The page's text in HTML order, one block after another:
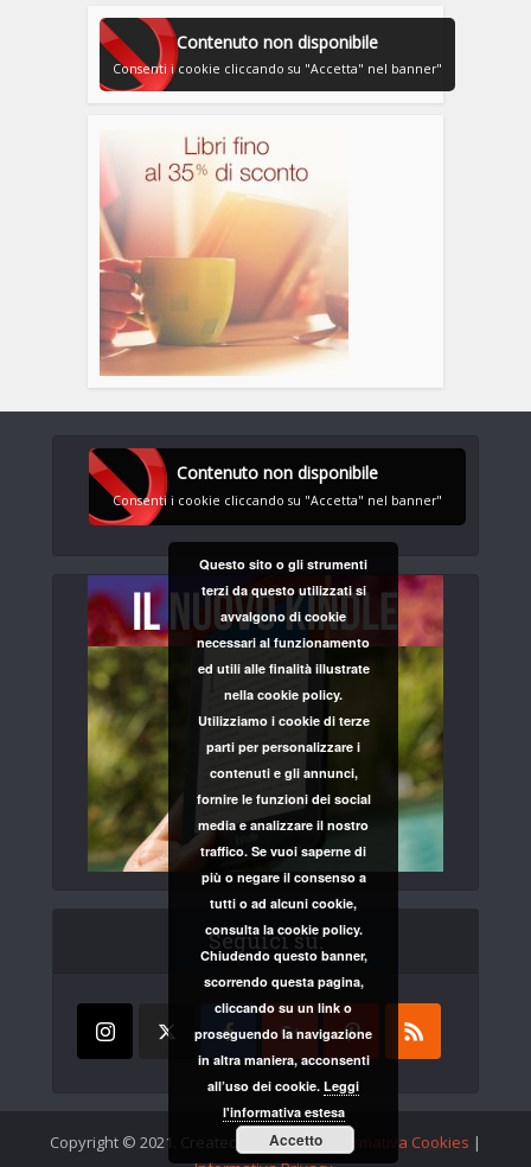
Contenuto non disponibile
Consenti i cookie cliccando su "Accetta" nel banner"
Contenuto non disponibile
Consenti i cookie cliccando su "Accetta" nel banner"
Seguici su:
Copyright © 2021. Created by inKnot| Informativa Cookies |
Questo sito o gli strumenti
terzi da questo utilizzati si
avvalgono di cookie
necessari al funzionamento
ed utili alle finalità illustrate
nella cookie policy.
Utilizziamo i cookie di terze
parti per personalizzare i
contenuti e gli annunci,
fornire le funzioni dei social
media e analizzare il nostro
traffico. Se vuoi saperne di
più o negare il consenso a
tutti o ad alcuni cookie,
consulta la cookie policy.
Chiudendo questo banner,
scorrendo questa pagina,
cliccando su un link o
proseguendo la navigazione
in altra maniera, acconsenti
all’uso dei cookie. Leggi
l'informativa estesa
Accetto